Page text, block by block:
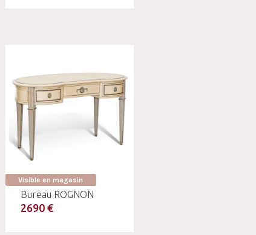
Visible en magasin
Bureau ROGNON
2690 €